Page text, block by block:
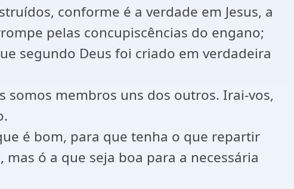
conforme é a verdade em Jesus, a
pelas concupiscências do engano;
segundo Deus foi criado em verdadeira
somos membros uns dos outros. Irai-vos,
é bom, para que tenha o que repartir
ó a que seja boa para a necessária